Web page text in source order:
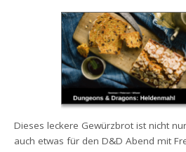
Dieses leckere Gewürzbrot ist nicht
auch etwas für den D&D Abend mit